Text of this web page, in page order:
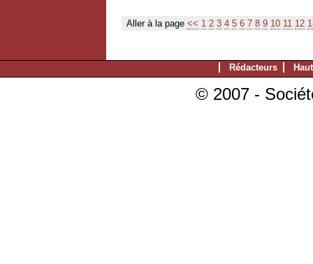
Aller à la page << 1 2 3 4 5 6 7 8 9 10 11 12
Rédacteurs
© 2007 -